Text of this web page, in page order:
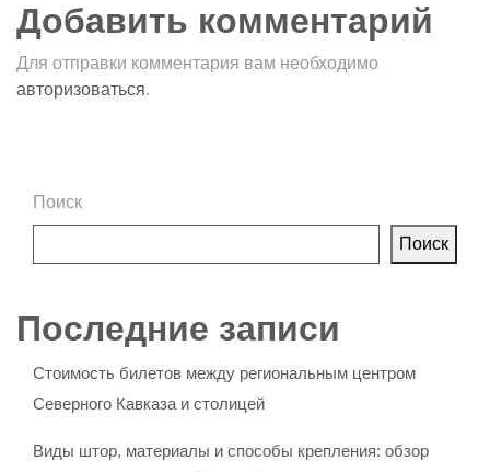
Добавить комментарий
Для отправки комментария вам необходимо
авторизоваться.
Поиск
Поиск
Последние записи
Стоимость билетов между региональным центром
Северного Кавказа и столицей
Виды штор, материалы и способы крепления: обзор